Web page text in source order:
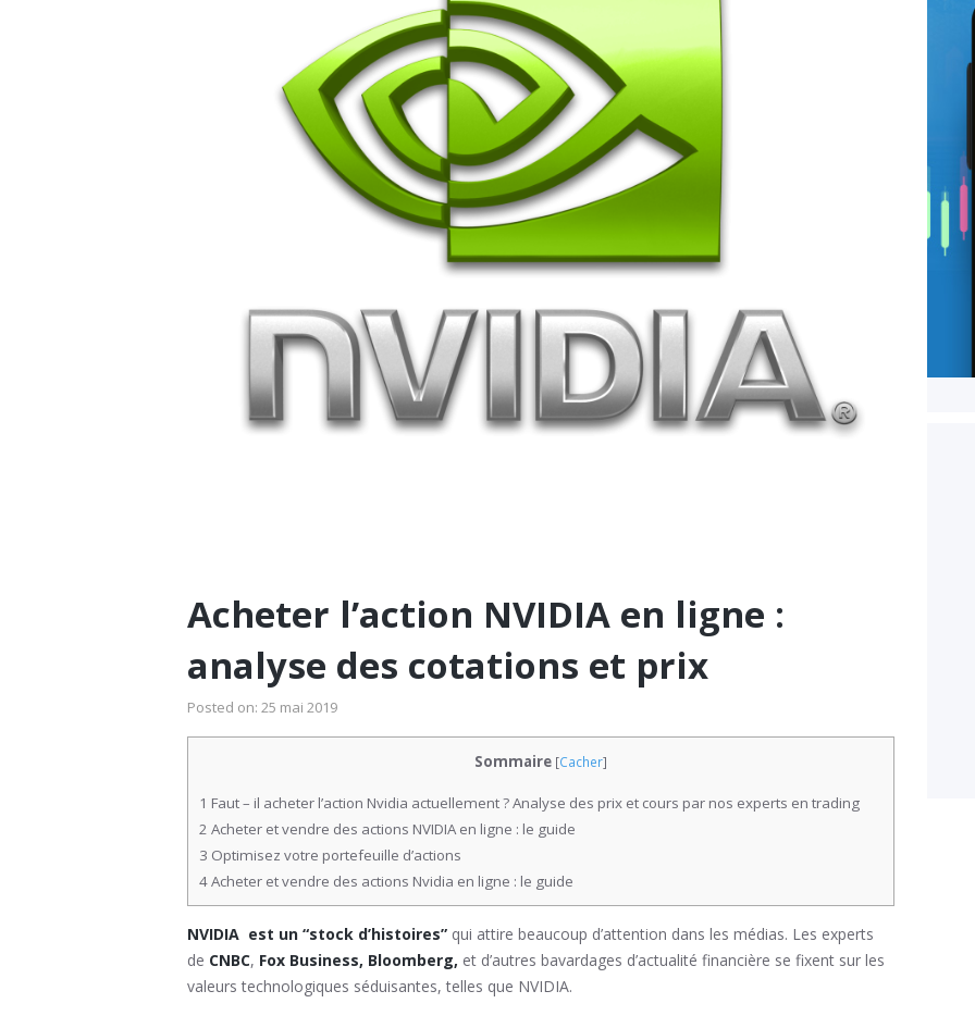
Acheter l’action NVIDIA en ligne :
analyse des cotations et prix
Posted on: 25 mai 2019
Sommaire [Cacher]
1 Faut – il acheter l’action Nvidia actuellement ? Analyse des prix et cours par nos experts en trading
2 Acheter et vendre des actions NVIDIA en ligne : le guide
3 Optimisez votre portefeuille d’actions
4Acheter et vendre des actions Nvidia en ligne : le guide
NVIDIA est un “stock d’histoires” qui attire beaucoup d’attention dans les médias. Les experts
de CNBC, Fox Business, Bloomberg, et d’autres bavardages d’actualité financière se fixent sur les
valeurs technologiques séduisantes, telles que NVIDIA.